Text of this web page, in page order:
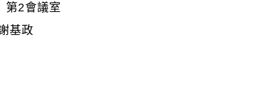
第2會議室
政